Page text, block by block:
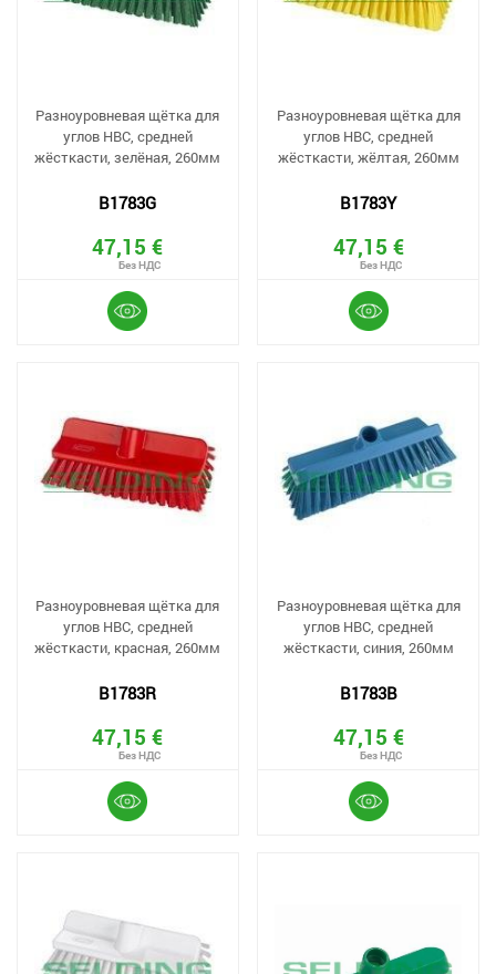
Разноуровневая щётка для
углов HBC, средней
жёсткасти, зелёная, 260мм
B1783G
47,15 €
Разноуровневая щётка для
углов HBC, средней
жёсткасти, жёлтая, 260мм
B1783Y
47,15 €
Разноуровневая щётка для
углов HBC, средней
жёсткасти, красная, 260мм
B1783R
47,15 €
Разноуровневая щётка для
углов HBC, средней
жёсткасти, синия, 260мм
B1783B
47,15 €